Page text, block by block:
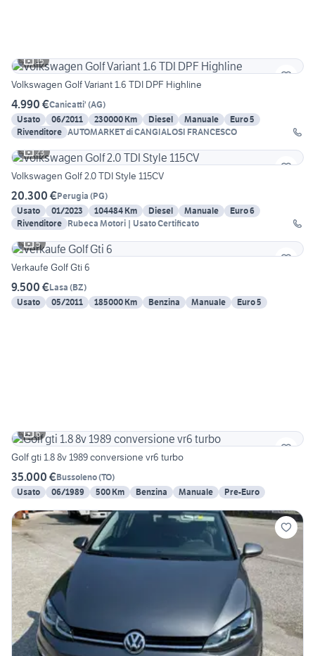
15
Volkswagen Golf Variant 1.6 TDI DPF Highline
4.990 €Canicatti' (AG)
Usato
06/2011 230000 Km Diesel Manuale
Euro 5
Rivenditore AUTOMARKET di CANGIALOSI FRANCESCO
23
Volkswagen Golf 2.0 TDI Style 115CV
20.300 €Perugia (PG)
Usato
01/2023 104484 Km Diesel Manuale
Euro 6
Rivenditore Rubeca Motori | Usato Certificato
5
Verkaufe Golf Gti 6
9.500 €Lasa (BZ)
Usato
05/2011 185000 Km Benzina Manuale Euro 5
6
Golf gti 1.8 8v 1989 conversione vr6 turbo
35.000 €Bussoleno(TO)
Usato
06/1989 500 Km Benzina Manuale Pre-Euro